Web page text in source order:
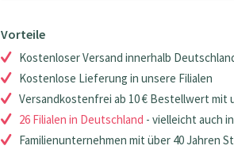
Vorteile
Kostenloser Versand innerhalb
Kostenlose Lieferung in unsere Filialen
Versandkostenfrei ab 10 € Bestellwert mit
26 Filialen in Deutschland - vielleicht auch
Familienunternehmen mit über 40 Jahren